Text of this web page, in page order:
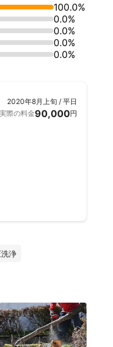
100.0%
0.0%
0.0%
0.0%
0.0%
2020年8月上旬 / 平日
実際の料金90,000円
浄